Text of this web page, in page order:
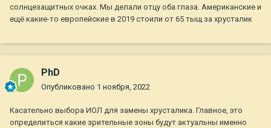
солнцезащитных очках. Мы делали отцу оба глаза. Американские и
ещё какие-то европейские в 2019 стоили от 65 тыщ за хрусталик
PhD
Опубликовано 1 ноября, 2022
Касательно выбора ИОЛ для замены хрусталика. Главное, это
определиться какие зрительные зоны будут актуальны именно